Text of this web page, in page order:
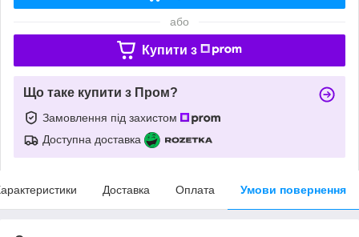
або
Купити з
Що таке купити з Пром?
Замовлення під захистом
Доступна доставка
Доставка Оплата Умови повернення